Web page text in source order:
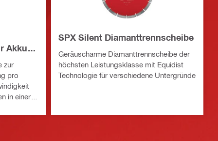
Akku-
zur
pro
in einer
SPX Silent Diamanttrennscheibe
Geräuscharme Diamanttrennscheibe der
höchsten Leistungsklasse mit Equidist
Technologie für verschiedene Untergründe